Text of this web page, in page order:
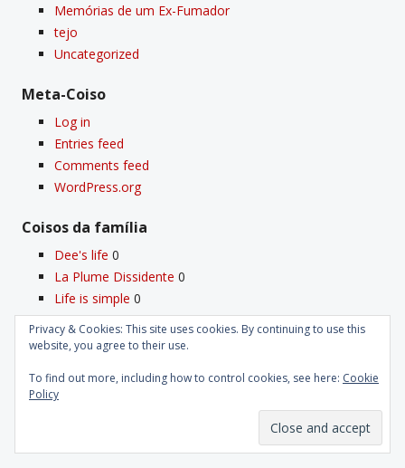
Memórias de um Ex-Fumador
tejo
Uncategorized
Meta-Coiso
Log in
Entries feed
Comments feed
WordPress.org
Coisos da famí­lia
Dee's life 0
La Plume Dissidente 0
Life is simple 0
Macacos sem galho0
Os Especialistas0
Os meus Coisos
Privacy & Cookies: This site uses cookies. By continuing to use this
website, you agree to their use.
To find out more, including how to control cookies, see here: Cookie
Policy